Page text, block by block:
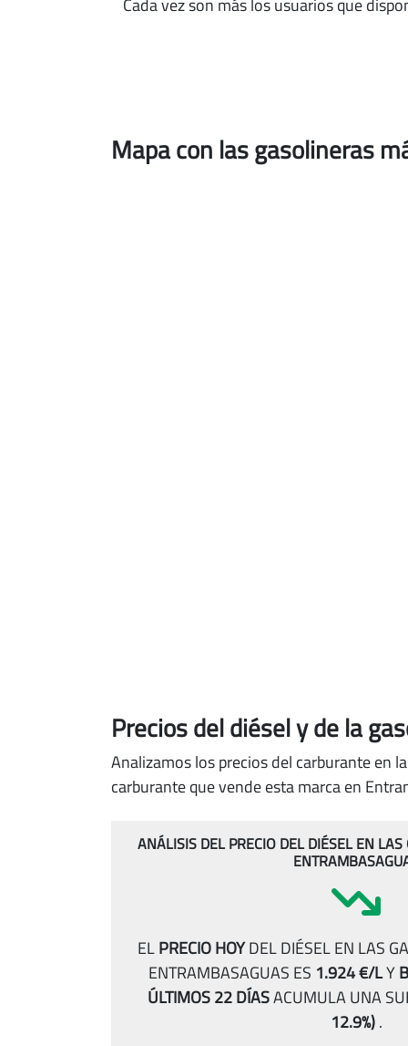
Cada vez son más los usuarios que
Mapa con las gasolineras
Precios del diésely de la
Analizamos los precios del carburante en
carburante que vende esta marca en
ANÁLISIS DEL PRECIO DEL DIÉSEL EN
ELPRECIO HOYDEL DIÉSEL EN LAS
ENTRAMBASAGUAS ES 1.924 €/LY
ÚLTIMOS 22 DÍASACUMULA UNA
12.9%).